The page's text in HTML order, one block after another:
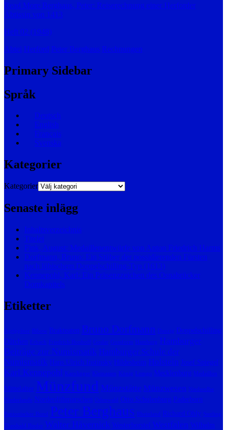
Read More Berghaus, Peter: Reiserechnung einer Herforder
Äbtissin von 1413
Heft 02 (1948)
Abtei Herford Peter Berghaus Rechnungen
Primary Sidebar
Språk
Deutsch
English
Français
Svenska
Kategorier
Kategorier
Senaste inlägg
Inhaltsverzeichnis
Titelei
Fink, August: Medaillenentwürfe von Anton Friedrich Harms
Dorfmann, Bruno: Ein Stüber der possidierenden Fürsten
nach lübischem Doppelschilling-Typ (1613)
Kennepohl, Karl: Ein Präsenzzeichen des Osnabrücker
Domkapitels
Etiketter
Agrippiner Bibow Brakteaten Bruno Dorfmann Danzig Doppelschilling
Dütchen
Erbach Friedrich Bonhoff Goslar Gussform Hamburg Hamburger
Beiträge zur Numismatik Hamburger Schule der
Numismatik Hans Ulrich Instinsky Hildesheim Holstein Josef Spiegel
Karl Kennepohl Karolinger Kleinasien König Lemgo Mecklenburg Medaillon
Mittelalter Münzfund Münzstätte Münzwesen
Niederelbe
Niederlande Norderdithmarschen Odenwald Otto Schulenburg Paderborn
Panionischer Bund Peter Berghaus Rheinland Richard Ohly Sterling
Theobald Bieder Walter Hävernick Westerborstel Westfalen Wilhelm